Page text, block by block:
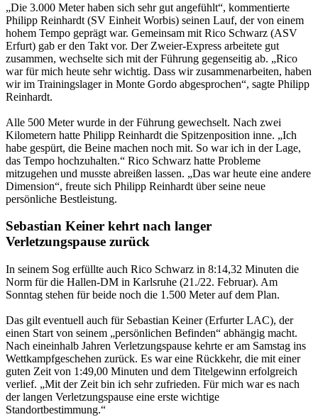
„Die 3.000 Meter haben sich sehr gut angefühlt“, kommentierte
Philipp Reinhardt (SV Einheit Worbis) seinen Lauf, der von einem
hohem Tempo geprägt war. Gemeinsam mit Rico Schwarz (ASV
Erfurt) gab er den Takt vor. Der Zweier-Express arbeitete gut
zusammen, wechselte sich mit der Führung gegenseitig ab. „Rico
war für mich heute sehr wichtig. Dass wir zusammenarbeiten, haben
wir im Trainingslager in Monte Gordo abgesprochen“, sagte Philipp
Reinhardt.
Alle 500 Meter wurde in der Führung gewechselt. Nach zwei
Kilometern hatte Philipp Reinhardt die Spitzenposition inne. „Ich
habe gespürt, die Beine machen noch mit. So war ich in der Lage,
das Tempo hochzuhalten.“ Rico Schwarz hatte Probleme
mitzugehen und musste abreißen lassen. „Das war heute eine andere
Dimension“, freute sich Philipp Reinhardt über seine neue
persönliche Bestleistung.
Sebastian Keiner kehrt nach langer
Verletzungspause zurück
In seinem Sog erfüllte auch Rico Schwarz in 8:14,32 Minuten die
Norm für die Hallen-DM in Karlsruhe (21./22. Februar). Am
Sonntag stehen für beide noch die 1.500 Meter auf dem Plan.
Das gilt eventuell auch für Sebastian Keiner (Erfurter LAC), der
einen Start von seinem „persönlichen Befinden“ abhängig macht.
Nach eineinhalb Jahren Verletzungspause kehrte er am Samstag ins
Wettkampfgeschehen zurück. Es war eine Rückkehr, die mit einer
guten Zeit von 1:49,00 Minuten und dem Titelgewinn erfolgreich
verlief. „Mit der Zeit bin ich sehr zufrieden. Für mich war es nach
der langen Verletzungspause eine erste wichtige
Standortbestimmung.“